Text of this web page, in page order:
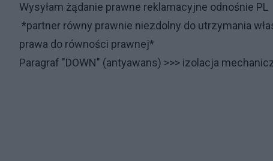
Wysyłam żądanie prawne reklamacyjne odnośnie PL
*partner równy prawnie niezdolny do utrzymania
prawa do równości prawnej*
Paragraf "DOWN" (antyawans) >>> izolacja